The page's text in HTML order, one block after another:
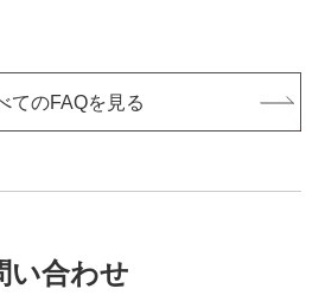
てのFAQを見る
い合わせ